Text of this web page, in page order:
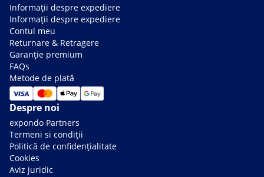
Informații despre expediere
Informații despre expediere
Contul meu
Returnare & Retragere
Garanție premium
FAQs
Metode de plată
Despre noi
expondo Partners
Termeni si condiții
Politică de confidențialitate
Cookies
Aviz juridic